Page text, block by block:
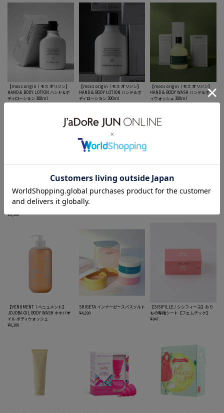
【moss origin｜モス オリジン】
HAND & BODY LOTION ハンド＆ボ
ディローション 300ml
¥6,380
【moss origin｜モス オリジン】
HAND & BODY LOTION ハンド＆ボ
ディローション 300ml
¥6,380
【moss origin｜モス オリジン】
HAND & BODY WASH ハンド＆ボデ
ィウォッシュ 300ml
¥6,380
【moss origin｜モス オリジン】
HAND & BODY WASH ハンド＆ボデ
¥6,380
【TSUNO｜ツノ】TSUNO パンテ
ィライナー【フェムテック】
【VENUMENT｜ベニュメント】
JOJOBA OIL BODY WASH ホホバオ
イル ボディウォッシュ
¥6,100
SHIGETA インナーピースバスソルト
¥4,290
【SISIFILLE / シシフィーユ】おり
もの専用シート【フェムテック】
¥847